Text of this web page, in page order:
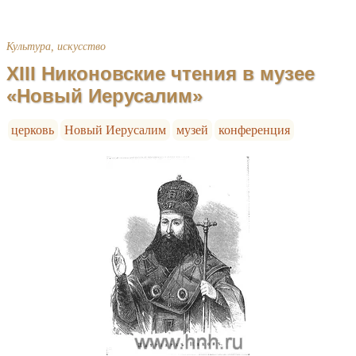
Культура, искусство
XIII Никоновские чтения в музее
«Новый Иерусалим»
церковь Новый Иерусалим музей конференция